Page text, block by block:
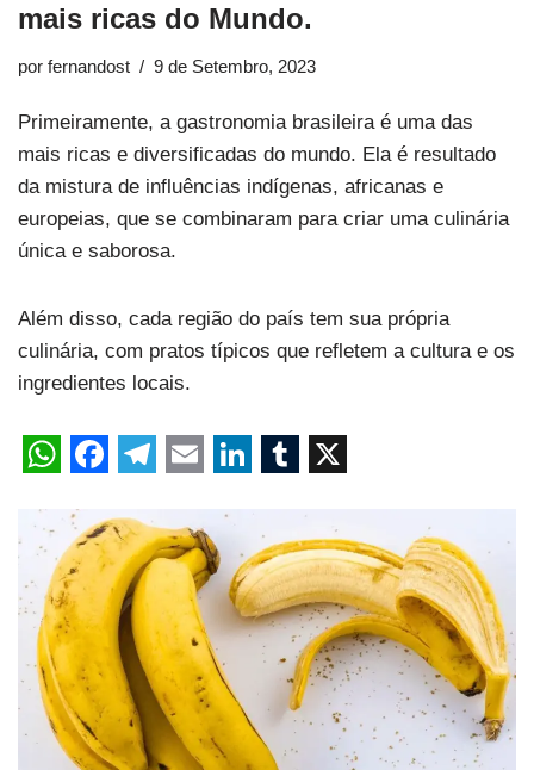
mais ricas do Mundo.
por fernandost 9 de Setembro, 2023
Primeiramente, a gastronomia brasileira é uma das
mais ricas e diversificadas do mundo. Ela é resultado
da mistura de influências indígenas, africanas e
europeias, que se combinaram para criar uma culinária
única e saborosa.
Além disso, cada região do país tem sua própria
culinária, com pratos típicos que refletem a cultura e os
ingredientes locais.